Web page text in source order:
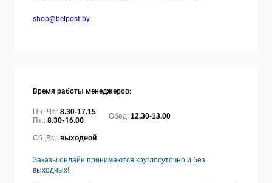
shop@belpost.by
Время работы менеджеров:
Пн.-Чт.: 8.30-17.15
Пт.: 8.30-16.00 Обед: 12.30-13.00
Сб.,Вс.: выходной
Заказы онлайн принимаются круглосуточно и без
выходных!